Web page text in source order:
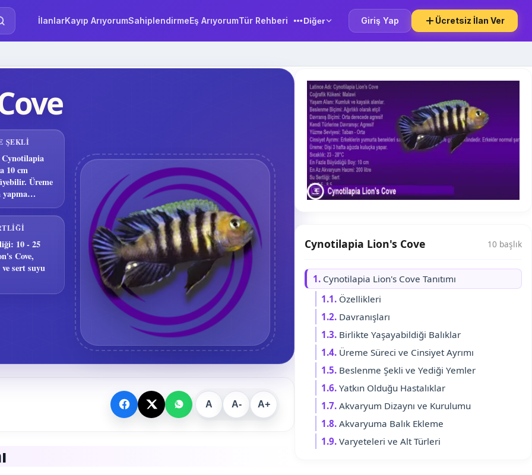
İlanlarKayıp ArıyorumSahiplendirmeEş ArıyorumTür Rehberi Diğer Giriş Yap Ücretsiz İlan Ver
ŞEKLI
Cynotilapia
10 cm
Üreme
yapma
10 - 25
Cove,
sert suyu
A A- A+
Cynotilapia Lion's Cove 10 başlık
1. Cynotilapia Lion's Cove Tanıtımı
1.1. Özellikleri
1.2. Davranışları
1.3. Birlikte Yaşayabildiği Balıklar
1.4. Üreme Süreci ve Cinsiyet Ayrımı
1.5. Beslenme Şekli ve Yediği Yemler
1.6. Yatkın Olduğu Hastalıklar
1.7. Akvaryum Dizaynı ve Kurulumu
1.8. Akvaryuma Balık Ekleme
1.9. Varyeteleri ve Alt Türleri